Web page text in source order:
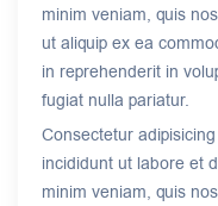
minim veniam, quis
ut aliquip ex ea
in reprehenderit in
fugiat nulla pariatur.
Consectetur
incididunt ut labore et
minim veniam, quis